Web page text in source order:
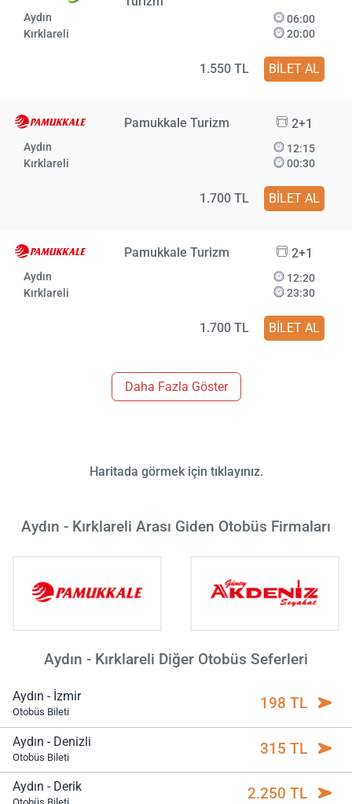
Aydın
Kırklareli
06:00
20:00
1.550 TL BİLET AL
Pamukkale Turizm 2+1
Aydın
Kırklareli
12:15
00:30
1.700 TL BİLET AL
Pamukkale Turizm 2+1
Aydın
Kırklareli
12:20
23:30
1.700 TL BİLET AL
Daha Fazla Göster
Haritada görmek için tıklayınız.
Aydın - Kırklareli Arası Giden Otobüs Firmaları
Aydın - Kırklareli Diğer Otobüs Seferleri
Aydın - İzmir
Otobüs Bileti 198 TL
Aydın - Denizli
Otobüs Bileti 315 TL
Aydın - Derik 2.250 TL